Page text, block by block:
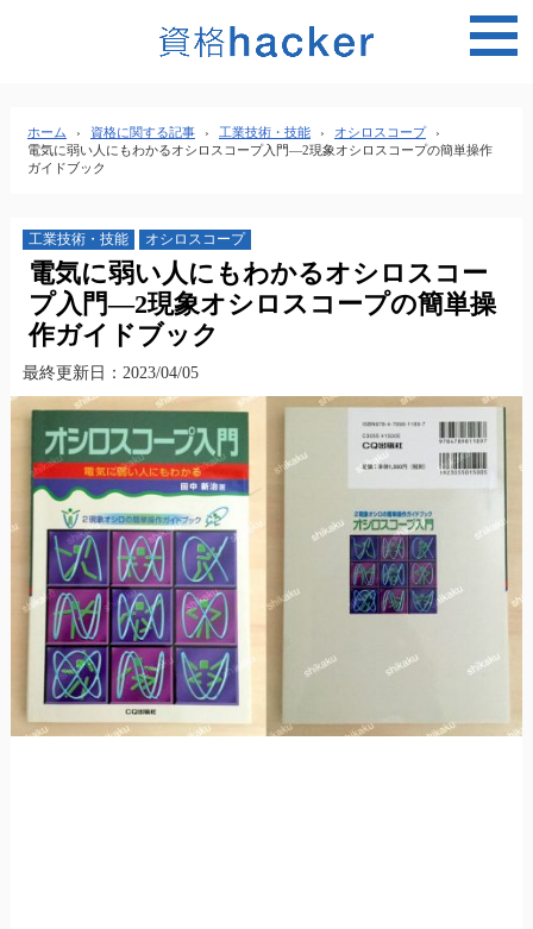
ホーム › 資格に関する記事 › 工業技術・技能 › オシロスコープ
›
電気に弱い人にもわかるオシロスコープ入門―2現象オシロスコープの簡単操作
ガイドブック
工業技術・技能 オシロスコープ
電気に弱い人にもわかるオシロスコー
プ入門―2現象オシロスコープの簡単操
作ガイドブック
最終更新日：2023/04/05